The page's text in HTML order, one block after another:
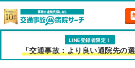
LINE登録者限定！
「交通事故：より良い通院先の選